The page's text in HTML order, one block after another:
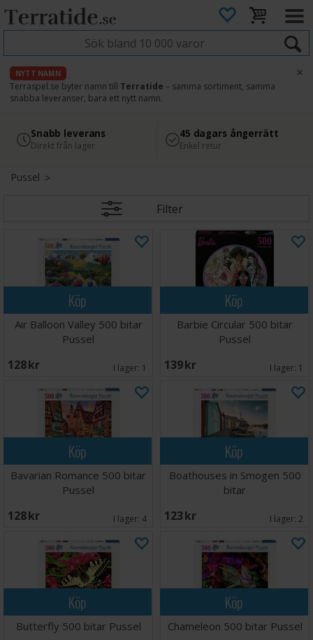
NYTT NAMN
Terraspel.se byter namn till Terratide – samma sortiment, samma
snabba leveranser, bara ett nytt namn.
×
4.8
Läs omdömen på Google
Säker betalning
med Svea
Snabb leverans
Direkt från lager
45 dagars ångerrätt
Enkel retur
Pussel
Filter
Köp
Air Balloon Valley 500 bitar
Pussel
128 SEK I lager: 1
Köp
Barbie Circular 500 bitar
Pussel
139 SEK I lager: 1
Köp
Bavarian Romance 500 bitar
Pussel
128 SEK I lager: 4
Köp
Boathouses in Smogen 500
bitar
123 SEK I lager: 2
Köp
Butterfly 500 bitar Pussel
Köp
Chameleon 500 bitar Pussel